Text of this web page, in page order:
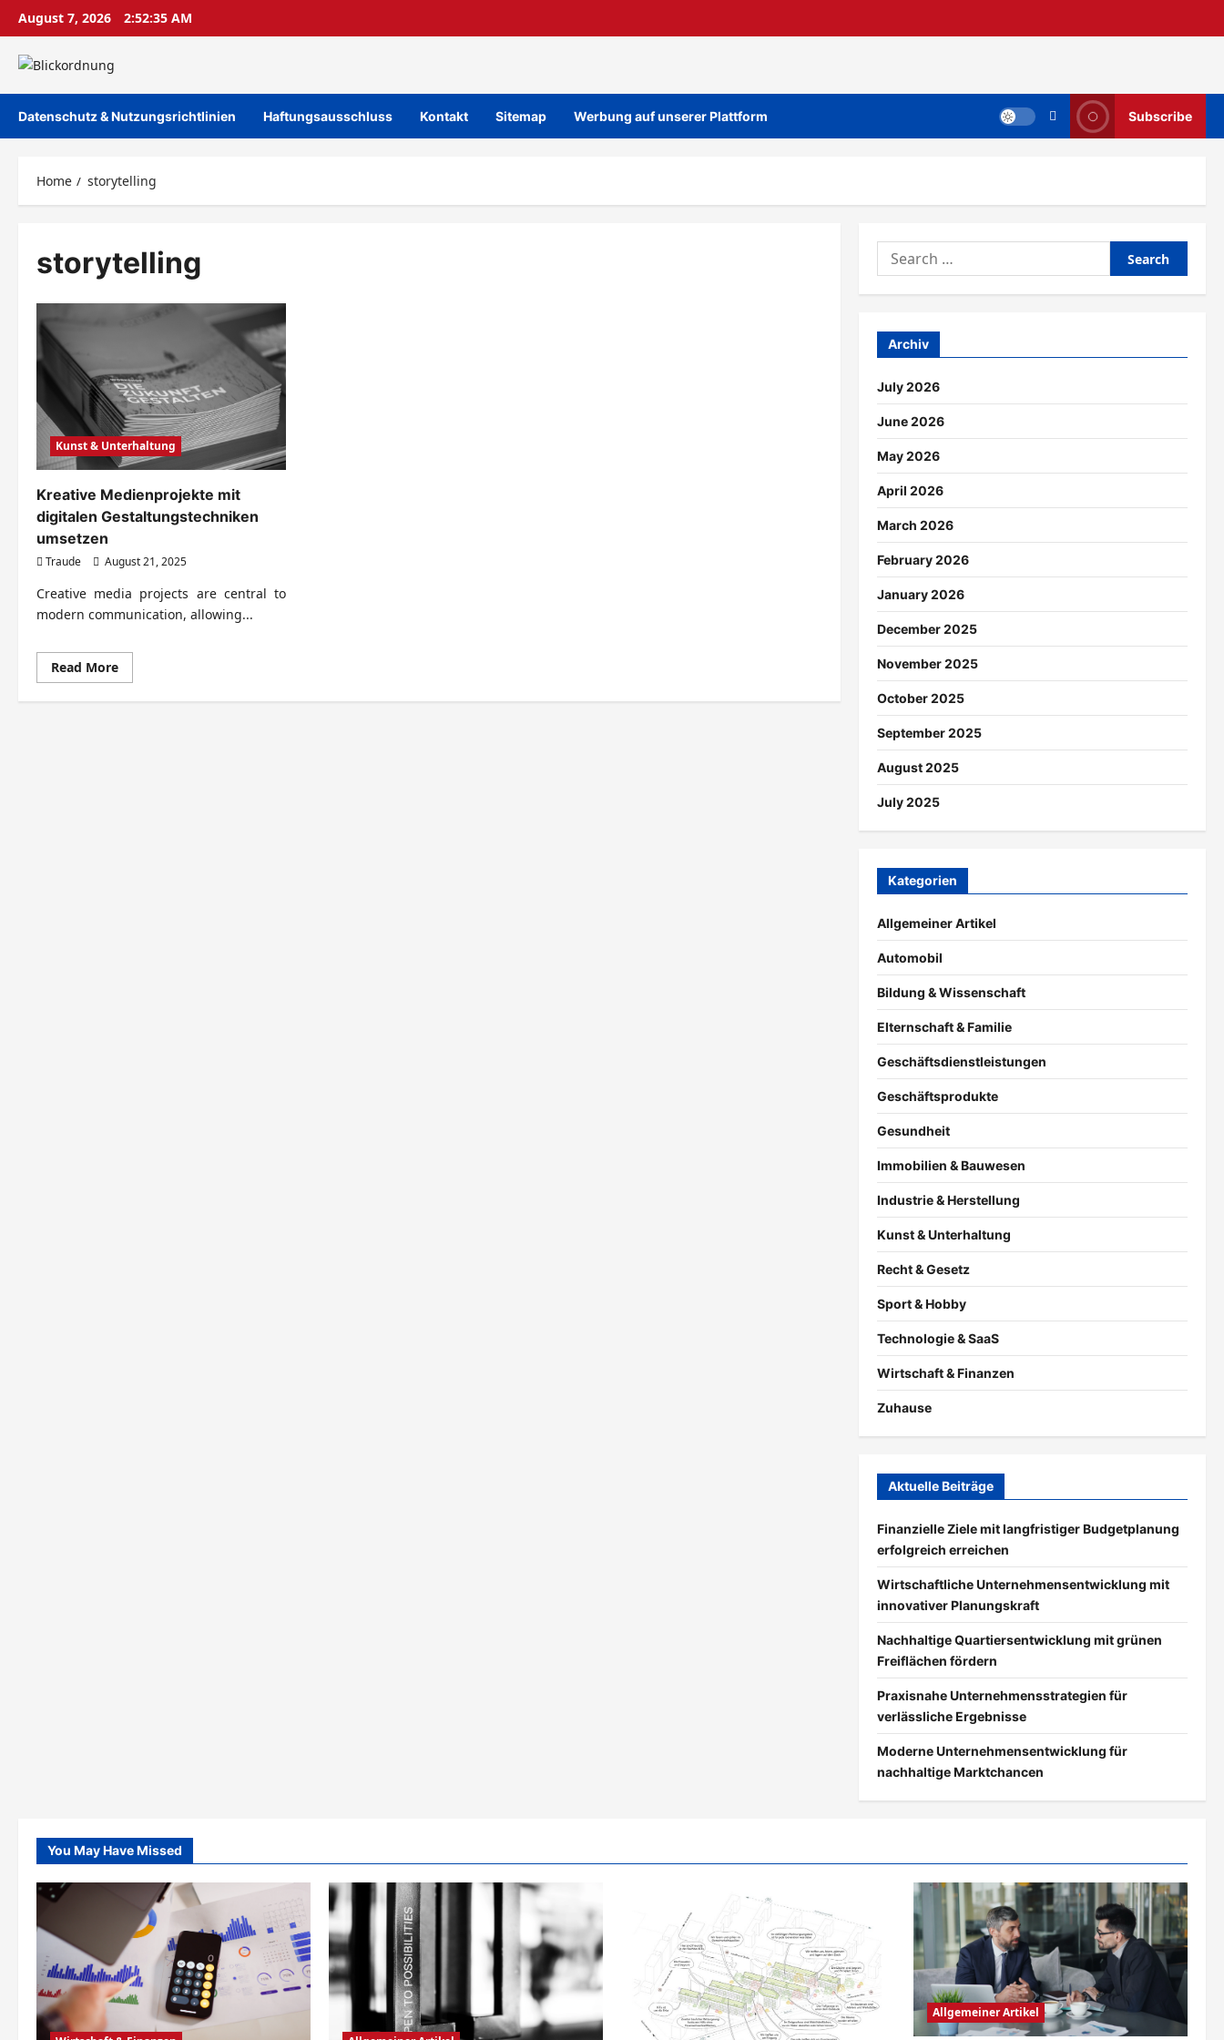
Skip
content
August 7, 2026 2:52:35 AM
Datenschutz & Nutzungsrichtlinien Haftungsausschluss Kontakt Sitemap Werbung auf unserer Plattform Subscribe
Home storytelling
storytelling
Kunst & Unterhaltung
Kreative Medienprojekte mit
digitalen Gestaltungstechniken
umsetzen
Traude August 21, 2025
Creative media projects are central to
modern communication, allowing...
Read MoreRead
more
Kreative
Search
for:
Archiv
July 2026
June 2026
May 2026
April 2026
March 2026
February 2026
January 2026
December 2025
November 2025
October 2025
September 2025
August 2025
July 2025
Kategorien
Allgemeiner Artikel
Automobil
Bildung & Wissenschaft
Elternschaft & Familie
Geschäftsdienstleistungen
Geschäftsprodukte
Gesundheit
Immobilien & Bauwesen
Industrie & Herstellung
Kunst & Unterhaltung
Recht & Gesetz
Sport & Hobby
Technologie & SaaS
Wirtschaft & Finanzen
Zuhause
Aktuelle Beiträge
Finanzielle Ziele mit langfristiger Budgetplanung
erfolgreich erreichen
Wirtschaftliche Unternehmensentwicklung mit
innovativer Planungskraft
Nachhaltige Quartiersentwicklung mit grünen
Freiflächen fördern
Praxisnahe Unternehmensstrategien für
verlässliche Ergebnisse
Moderne Unternehmensentwicklung für
nachhaltige Marktchancen
You May Have Missed
Allgemeiner Artikel